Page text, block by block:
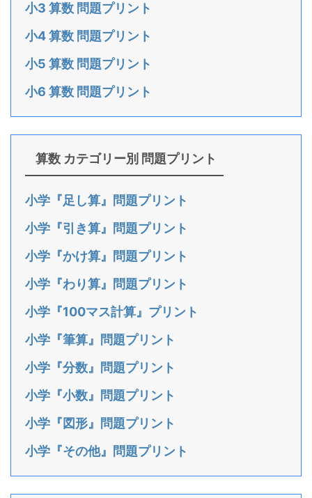
小3 算数 問題プリント
小4 算数 問題プリント
小5 算数 問題プリント
小6 算数 問題プリント
算数 カテゴリー別 問題プリント
小学『足し算』問題プリント
小学『引き算』問題プリント
小学『かけ算』問題プリント
小学『わり算』問題プリント
小学『100マス計算』プリント
小学『筆算』問題プリント
小学『分数』問題プリント
小学『小数』問題プリント
小学『図形』問題プリント
小学『その他』問題プリント